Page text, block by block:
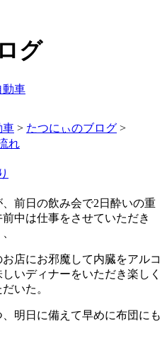
グ
車 > たつにぃのブログ >
前日の飲み会で2日酔いの重
中は仕事をさせていただき
店にお邪魔して内臓をアルコ
いディナーをいただき楽しく
いた。
明日に備えて早めに布団にも